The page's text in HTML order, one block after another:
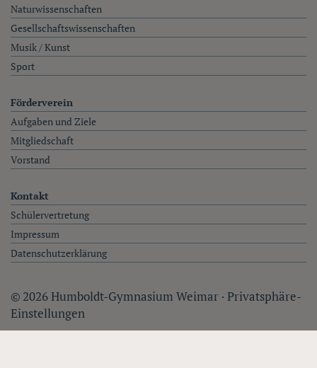
Naturwissenschaften
Gesellschaftswissenschaften
Musik / Kunst
Sport
Förderverein
Aufgaben und Ziele
Mitgliedschaft
Vorstand
Kontakt
Schülervertretung
Impressum
Datenschutzerklärung
© 2026 Humboldt-Gymnasium Weimar · Privatsphäre-
Einstellungen